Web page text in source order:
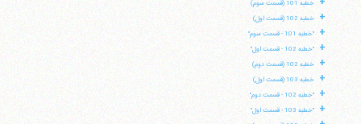
خطبه 101 (قسمت سوم)
+ خطبه 102 (قسمت اول)
+ "خطبه 101 - قسمت سوم"
+ "خطبه 102 - قسمت اول"
+ خطبه 102 (قسمت دوم)
+ خطبه 103 (قسمت اول)
+ "خطبه 102 - قسمت دوم"
+ "خطبه 103 - قسمت اول"